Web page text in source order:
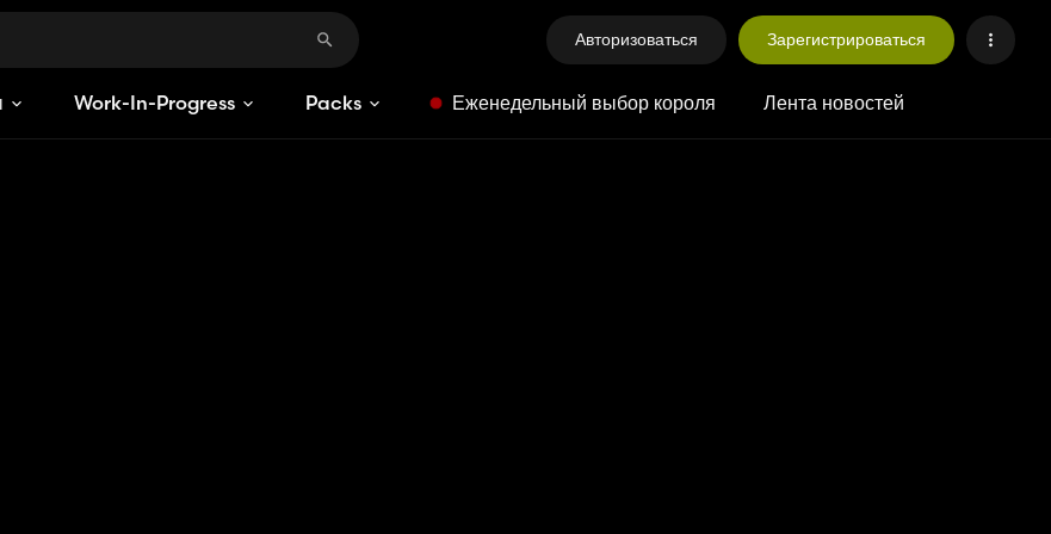
Авторизоваться Зарегистрироваться
Work-In-Progress Packs Еженедельный выбор короля Лента новостей